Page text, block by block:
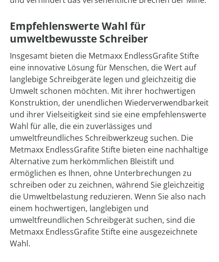
Empfehlenswerte Wahl für
umweltbewusste Schreiber
Insgesamt bieten die Metmaxx EndlessGrafite Stifte
eine innovative Lösung für Menschen, die Wert auf
langlebige Schreibgeräte legen und gleichzeitig die
Umwelt schonen möchten. Mit ihrer hochwertigen
Konstruktion, der unendlichen Wiederverwendbarkeit
und ihrer Vielseitigkeit sind sie eine empfehlenswerte
Wahl für alle, die ein zuverlässiges und
umweltfreundliches Schreibwerkzeug suchen. Die
Metmaxx EndlessGrafite Stifte bieten eine nachhaltige
Alternative zum herkömmlichen Bleistift und
ermöglichen es Ihnen, ohne Unterbrechungen zu
schreiben oder zu zeichnen, während Sie gleichzeitig
die Umweltbelastung reduzieren. Wenn Sie also nach
einem hochwertigen, langlebigen und
umweltfreundlichen Schreibgerät suchen, sind die
Metmaxx EndlessGrafite Stifte eine ausgezeichnete
Wahl.